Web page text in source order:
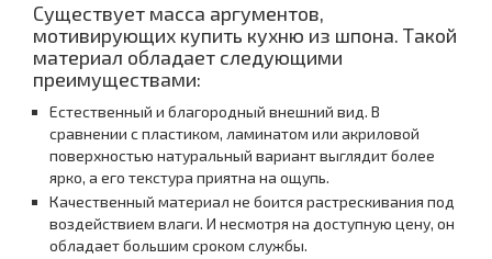
Существует масса аргументов,
мотивирующих купить кухню из шпона. Такой
материал обладает следующими
преимуществами:
Естественный и благородный внешний вид. В
сравнении с пластиком, ламинатом или акриловой
поверхностью натуральный вариант выглядит более
ярко, а его текстура приятна на ощупь.
Качественный материал не боится растрескивания под
воздействием влаги. И несмотря на доступную цену, он
обладает большим сроком службы.